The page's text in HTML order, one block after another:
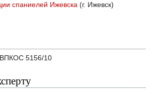
спаниелей Ижевска (г. Ижевск)
5156/10